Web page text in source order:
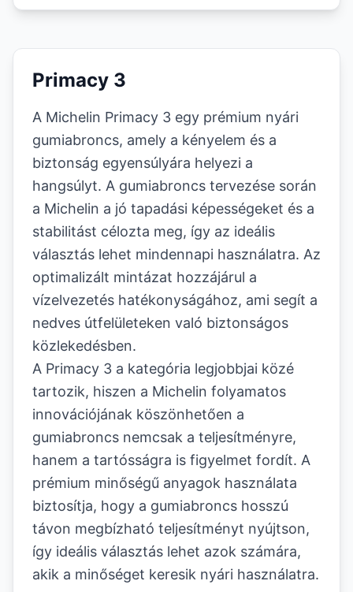
Primacy 3
A Michelin Primacy 3 egy prémium nyári
gumiabroncs, amely a kényelem és a
biztonság egyensúlyára helyezi a
hangsúlyt. A gumiabroncs tervezése során
a Michelin a jó tapadási képességeket és a
stabilitást célozta meg, így az ideális
választás lehet mindennapi használatra. Az
optimalizált mintázat hozzájárul a
vízelvezetés hatékonyságához, ami segít a
nedves útfelületeken való biztonságos
közlekedésben.
A Primacy 3 a kategória legjobbjai közé
tartozik, hiszen a Michelin folyamatos
innovációjának köszönhetően a
gumiabroncs nemcsak a teljesítményre,
hanem a tartósságra is figyelmet fordít. A
prémium minőségű anyagok használata
biztosítja, hogy a gumiabroncs hosszú
távon megbízható teljesítményt nyújtson,
így ideális választás lehet azok számára,
akik a minőséget keresik nyári használatra.